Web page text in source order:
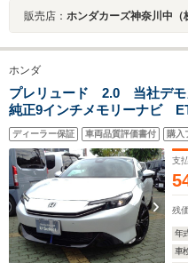
販売店： ホンダカーズ神奈川中（株
ホンダ
プレリュード 2.0 当社デ
純正9インチメモリーナビ
オ プラズマクラスター レ
ドライブレコーダー 純正19
ディーラー保証 車両品質評価書付 購入
支
残
年
車